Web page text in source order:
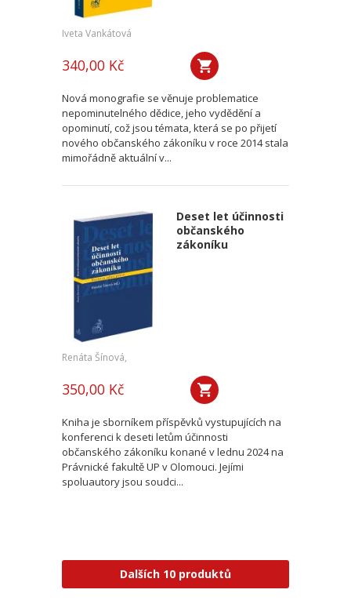
Iveta Vankátová
340,00 Kč
Nová monografie se věnuje problematice
nepominutelného dědice, jeho vydědění a
opominutí, což jsou témata, která se po přijetí
nového občanského zákoníku v roce 2014 stala
mimořádně aktuální v...
Deset let účinnosti
občanského
zákoníku
Renáta Šínová,
350,00 Kč
Kniha je sborníkem příspěvků vystupujících na
konferenci k deseti letům účinnosti
občanského zákoníku konané v lednu 2024 na
Právnické fakultě UP v Olomouci. Jejími
spoluautory jsou soudci...
Dalších 10 produktů